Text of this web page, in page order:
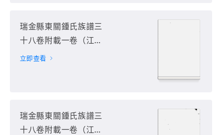
瑞金縣東關鍾氏族譜三
十八卷附載一卷（江西
省贛州市瑞金市）第4
立即查看
瑞金縣東關鍾氏族譜三
十八卷附載一卷（江西